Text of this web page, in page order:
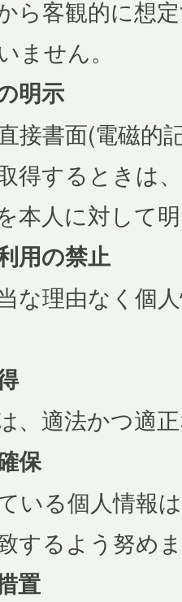
ら客観的に想
ません。
明示
接書面(電磁的
得するときは
本人に対して
用の禁止
な理由なく個
、適法かつ適
保
いる個人情報
するよう努め
置